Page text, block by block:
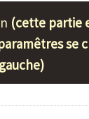
(cette partie
se